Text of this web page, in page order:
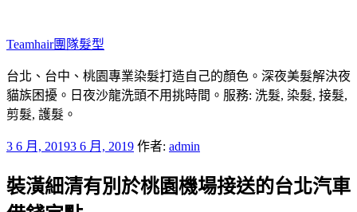
主
要
內
容
Teamhair團隊髮型
台北、台中、桃園專業染髮打造自己的顏色。深夜美髮解決夜
貓族困擾。日夜沙龍洗頭不用挑時間。服務: 洗髮, 染髮, 接髮,
剪髮, 護髮。
發
於
3 6 月, 20193 6 月, 2019 作者: admin
裝潢細清有別於桃園機場接送的台北汽車